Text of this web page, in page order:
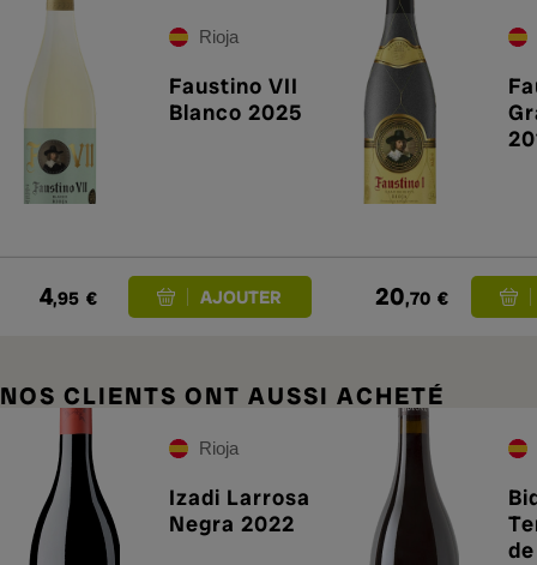
Rioja
Faustino VII
Blanco 2025
4,95 € 20,70 €
NOS CLIENTS ONT AUSSI ACHETÉ
Rioja
Izadi Larrosa
Negra 2022